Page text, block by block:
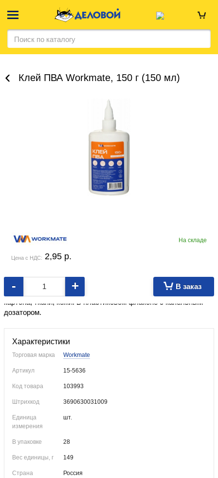
Клей ПВА Workmate, 150 г (150 мл)
На складе
Цена с НДС: 2,95 p.
- + В заказ
Предназначен для склеивания изделий из дерева, бумаги,
картона, ткани, кожи. В пластиковом флаконе с капельным
дозатором.
Характеристики
Торговая марка Workmate
Артикул 15-5636
Код товара 103993
Штрихкод 3690630031009
Единица
измерения
шт.
В упаковке 28
Вес единицы, г 149
Страна
Россия